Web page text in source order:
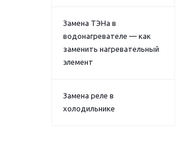
Замена ТЭНа в
водонагревателе — как
заменить нагревательный
элемент
Замена реле в
холодильнике